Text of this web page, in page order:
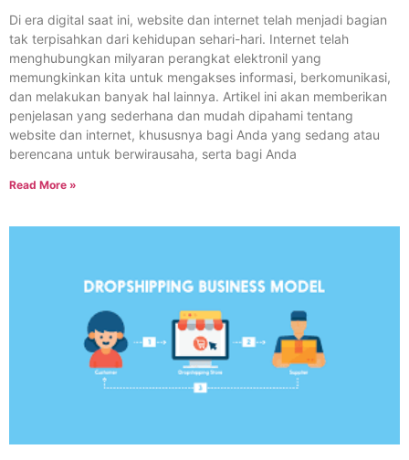
Di era digital saat ini, website dan internet telah menjadi bagian
tak terpisahkan dari kehidupan sehari-hari. Internet telah
menghubungkan milyaran perangkat elektronil yang
memungkinkan kita untuk mengakses informasi, berkomunikasi,
dan melakukan banyak hal lainnya. Artikel ini akan memberikan
penjelasan yang sederhana dan mudah dipahami tentang
website dan internet, khususnya bagi Anda yang sedang atau
berencana untuk berwirausaha, serta bagi Anda
Read More »